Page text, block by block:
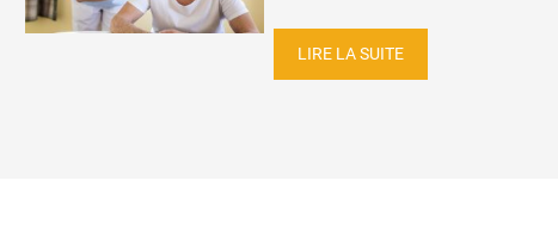
LIRE LA SUITE